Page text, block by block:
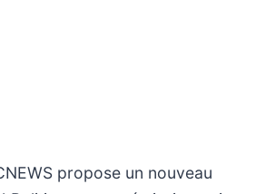
propose un nouveau